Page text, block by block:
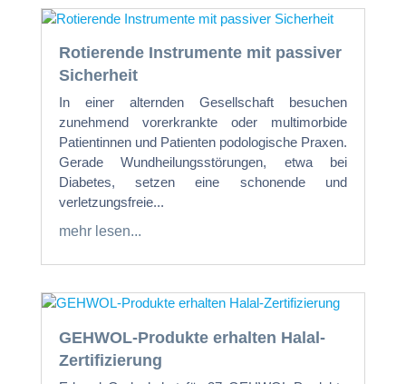
Rotierende Instrumente mit passiver
Sicherheit
In einer alternden Gesellschaft besuchen
zunehmend vorerkrankte oder multimorbide
Patientinnen und Patienten podologische Praxen.
Gerade Wundheilungsstörungen, etwa bei
Diabetes, setzen eine schonende und
verletzungsfreie...
mehr lesen...
GEHWOL-Produkte erhalten Halal-
Zertifizierung